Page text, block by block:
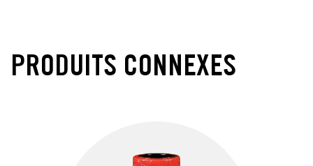
PRODUITS CONNEXES